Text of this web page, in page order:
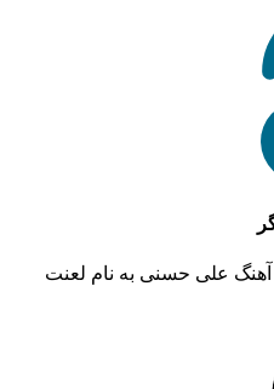
آهنگ علی حسنی به نام لعنت